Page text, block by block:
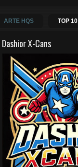
ARTE HQS TOP 10
Dashior X-Cans